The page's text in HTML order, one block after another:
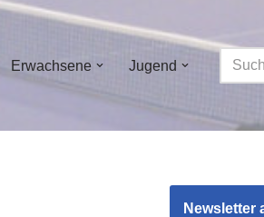
Erwachsene Jugend
Newsletter